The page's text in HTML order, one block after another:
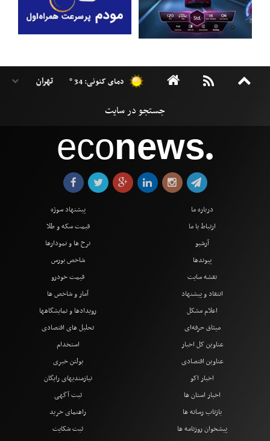
دمای کنونی: 34 °
econews●
درباره ما
ارتباط با ما
آرشیو
پیوندها
نقشه سایت
انتقاد و پیشنهاد
اعلام مشکل
میثاق حرفه‌ای
پیشنهاد سوژه
قیمت سکه و طلا
نرخ ها و نمودارها
شاخص بورس
قیمت خودرو
آمار و شاخص ها
رویدادها و نمایشگاهها
تحلیل های اقتصادی
عناوین کل اخبار
عناوین اقتصادی
اخبار اکو
اخبار استان ها
بازتاب رسانه ها
پیشخوان روزنامه ها
استخدام
بولتن خبری
نیازمندیهای رایگان
ثبت آگهی
راهنمای خرید
ثبت شکایت